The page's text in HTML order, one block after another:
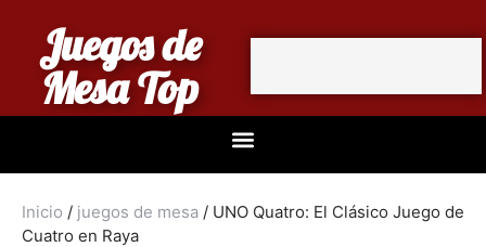
Juegos de
Mesa Top
Inicio / juegos de mesa / UNO Quatro: El Clásico Juego de
Cuatro en Raya